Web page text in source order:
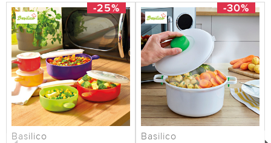
-25%
Basilico
-30%
Basilico